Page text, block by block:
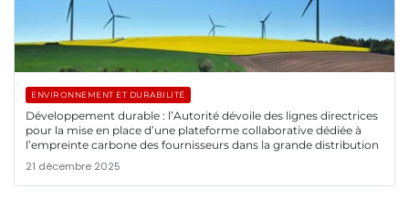
ENVIRONNEMENT ET DURABILITÉ
Développement durable : l’Autorité dévoile des lignes directrices
pour la mise en place d’une plateforme collaborative dédiée à
l’empreinte carbone des fournisseurs dans la grande distribution
21 décembre 2025